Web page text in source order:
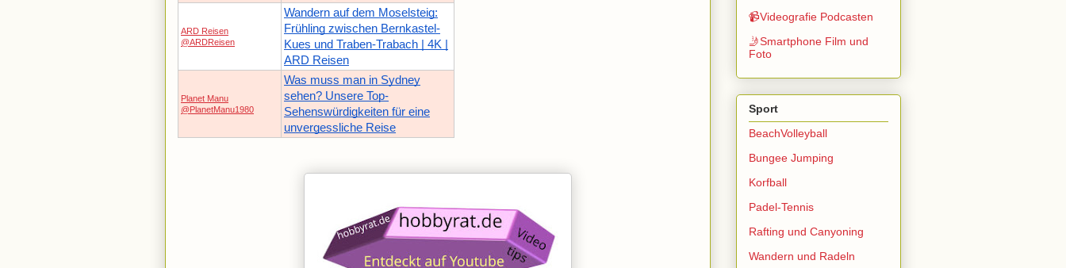
ARD Reisen
@ARDReisen
Wandern auf dem Moselsteig:
Frühling zwischen Bernkastel-
Kues und Traben-Trabach | 4K |
ARD Reisen
Planet Manu
@PlanetManu1980
Was muss man in Sydney
sehen? Unsere Top-
Sehenswürdigkeiten für eine
unvergessliche Reise
📹Videografie Podcasten
🤳Smartphone Film und
Foto
Sport
BeachVolleyball
Bungee Jumping
Korfball
Padel-Tennis
Rafting und Canyoning
Wandern und Radeln